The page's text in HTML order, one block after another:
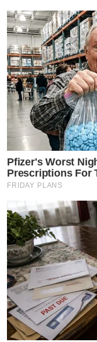
Pfizer's Worst
Prescriptions For
FRIDAY PLANS